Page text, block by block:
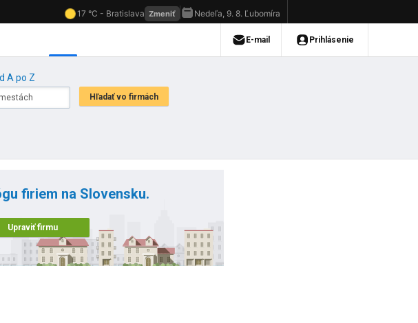
A po Z
firiem na Slovensku.
Upraviť firmu